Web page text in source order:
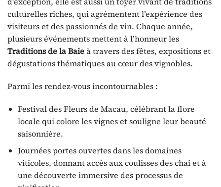
culturelles riches, qui agrémentent l’expérience des
visiteurs et des passionnés de vin. Chaque année,
plusieurs événements mettent à l’honneur les
Traditions de la Baieà travers des fêtes, expositions et
dégustations thématiques au cœur des vignobles.
Parmi les rendez-vous incontournables :
Festival des Fleurs de Macau, célébrant la flore
locale qui colore les vignes et souligne leur beauté
saisonnière.
Journées portes ouvertes dans les domaines
viticoles, donnant accès aux coulisses des chai et à
une découverte immersive des processus de